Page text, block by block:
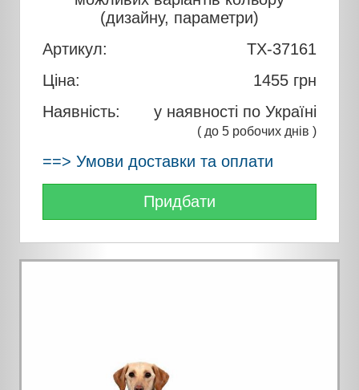
(дизайну, параметри)
Артикул:
TX-37161
Ціна:
1455 грн
Наявність:
у наявності по Україні
( до 5 робочих днів )
==> Умови доставки та оплати
Придбати